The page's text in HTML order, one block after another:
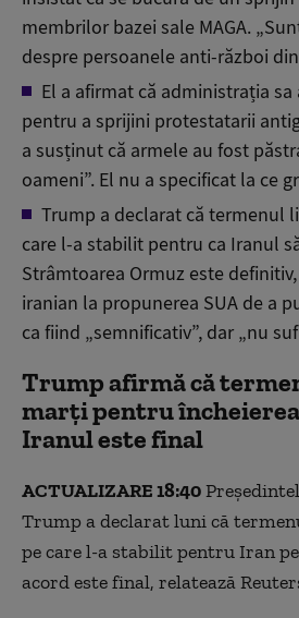
membrilor bazei sale MAGA.
despre persoanele anti-război din
El a afirmat că administrația
pentru a sprijini protestatarii
a susținut că armele au fost
oameni”. El nu a specificat la ce
Trump a declarat că termenul
care l-a stabilit pentru ca Iranul
Strâmtoarea Ormuz este
iranian la propunerea SUA de a
ca fiind „semnificativ”, dar „nu
Trump afirmă că
marţi pentru
Iranul este final
ACTUALIZARE 18:40
Trump a declarat luni că
pe care l-a stabilit pentru Iran
acord este final, relatează